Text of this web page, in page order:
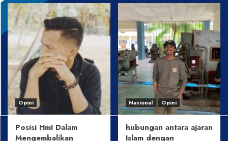
Opini
Posisi HmI Dalam
Mengembalikan
Nasional Opini
hubungan antara ajaran
Islam dengan